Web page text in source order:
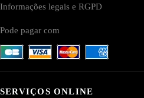
Informações legais e RGPD
Pode pagar com
SERVIÇOS ONLINE